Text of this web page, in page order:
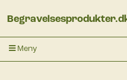
Meny